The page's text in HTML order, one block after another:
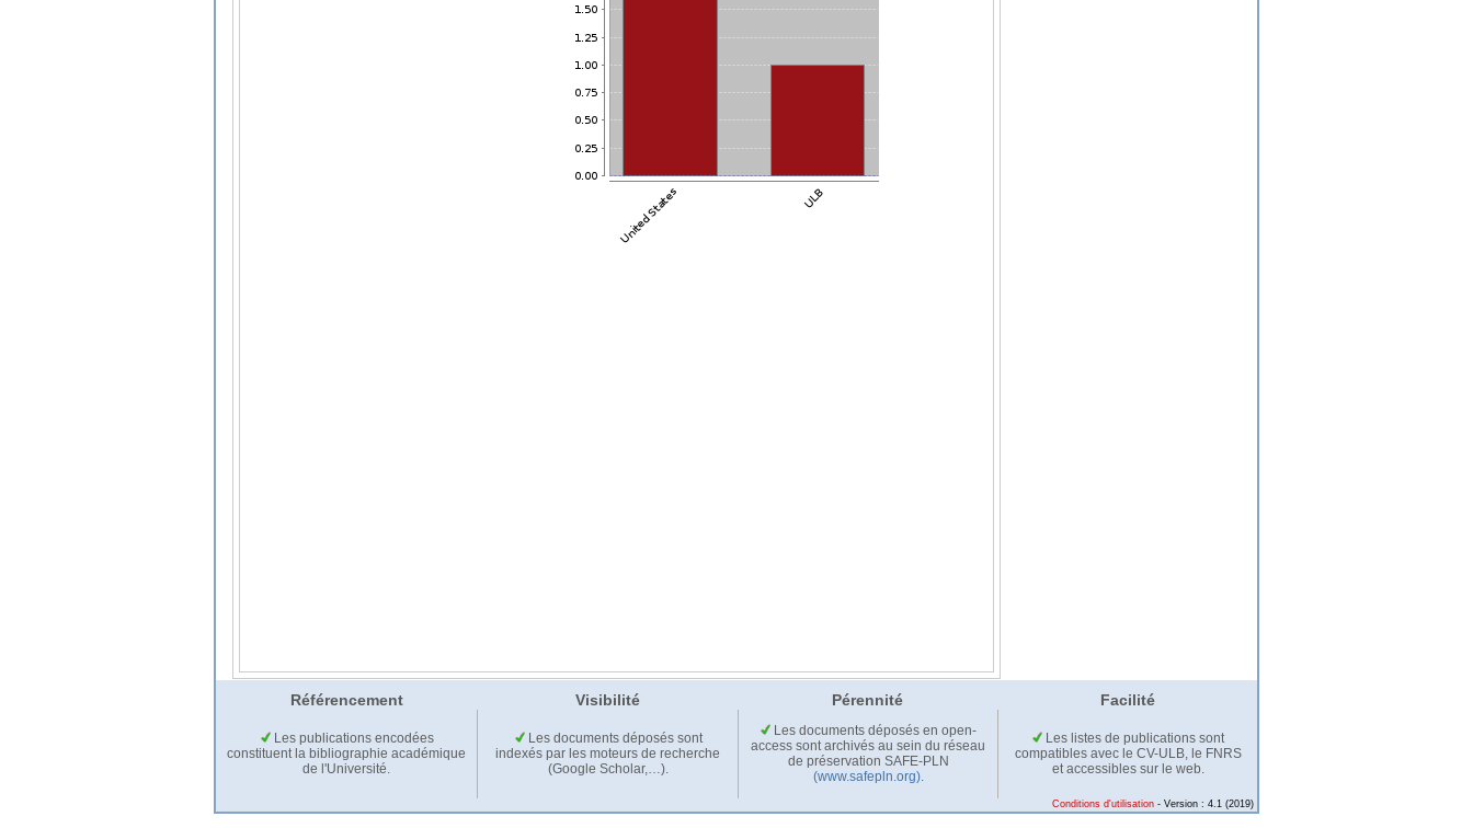
Référencement Visibilité Pérennité Facilité
Les publications encodées
constituent la bibliographie académique
de l'Université.
Les documents déposés sont
indexés par les moteurs de recherche
(Google Scholar,…).
Les documents déposés en open-
access sont archivés au sein du réseau
de préservation SAFE-PLN
(www.safepln.org).
Les listes de publications sont
compatibles avec le CV-ULB, le FNRS
et accessibles sur le web.
Conditions d'utilisation - Version : 4.1 (2019)